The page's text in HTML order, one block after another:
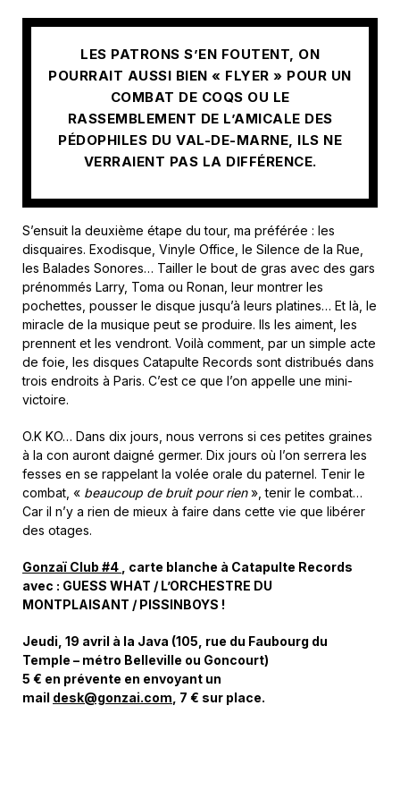
LES PATRONS S’EN FOUTENT, ON
POURRAIT AUSSI BIEN « FLYER » POUR UN
COMBAT DE COQS OU LE
RASSEMBLEMENT DE L’AMICALE DES
PÉDOPHILES DU VAL-DE-MARNE, ILS NE
VERRAIENT PAS LA DIFFÉRENCE.
S’ensuit la deuxième étape du tour, ma préférée : les
disquaires. Exodisque, Vinyle Office, le Silence de la Rue,
les Balades Sonores… Tailler le bout de gras avec des gars
prénommés Larry, Toma ou Ronan, leur montrer les
pochettes, pousser le disque jusqu’à leurs platines… Et là, le
miracle de la musique peut se produire. Ils les aiment, les
prennent et les vendront. Voilà comment, par un simple acte
de foie, les disques Catapulte Records sont distribués dans
trois endroits à Paris. C’est ce que l’on appelle une mini-
victoire.
O.K KO… Dans dix jours, nous verrons si ces petites graines
à la con auront daigné germer. Dix jours où l’on serrera les
fesses en se rappelant la volée orale du paternel. Tenir le
combat, « beaucoup de bruit pour rien», tenir le combat…
Car il n’y a rien de mieux à faire dans cette vie que libérer
des otages.
Gonzaï Club #4
, carte blanche à Catapulte Records
avec : GUESS WHAT / L’ORCHESTRE DU
MONTPLAISANT / PISSINBOYS !
Jeudi, 19 avril à la Java (105, rue du Faubourg du
Temple – métro Belleville ou Goncourt)
5 € en prévente en envoyant un
mail desk@gonzai.com , 7 € sur place.